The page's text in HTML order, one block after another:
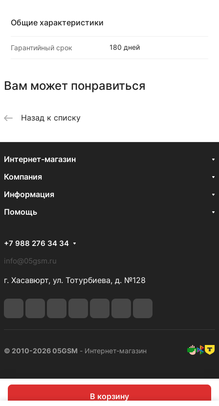
В корзину
Общие характеристики
Гарантийный срок 180 дней
Вам может понравиться
Назад к списку
Интернет-магазин
Компания
Информация
Помощь
+7 988 276 34 34
info@05gsm.ru
г. Хасавюрт, ул. Тотурбиева, д. №128
© 2010-2026 05GSM - Интернет-магазин